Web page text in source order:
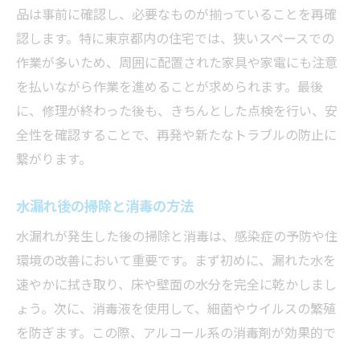
品は事前に確認し、必要なものが揃っていることを再確
認します。特に東京都内の住宅では、狭いスペースでの
作業が多いため、周囲に配置された家具や家電にも注意
を払いながら作業を進めることが求められます。最後
に、修理が終わった後も、きちんとした点検を行い、安
全性を確認することで、再発や新たなトラブルの防止に
繋がります。
水漏れ後の掃除と消毒の方法
水漏れが発生した後の掃除と消毒は、感染症の予防や住
環境の改善において重要です。まず初めに、漏れた水を
速やかに拭き取り、床や壁面の水分を完全に乾かしまし
ょう。次に、消毒液を使用して、細菌やウイルスの繁殖
を防ぎます。この際、アルコール系の消毒剤が効果的で